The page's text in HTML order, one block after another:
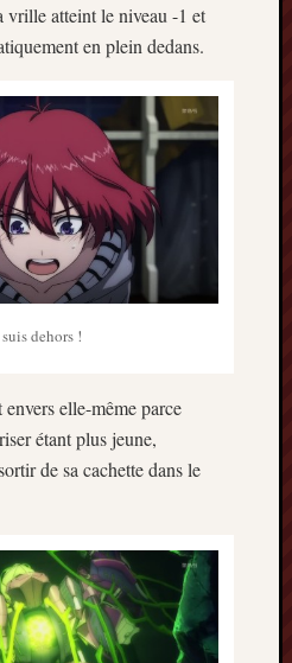
vrille atteint le niveau -1 et
en plein dedans.
suis dehors !
elle-même parce
étant plus jeune,
de sa cachette dans le